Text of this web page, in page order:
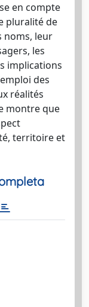
en compte
pluralité de
noms, leur
les
implications
des
réalités
montre que
territoire et